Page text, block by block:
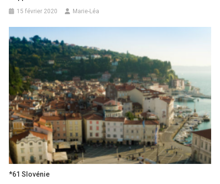
15 février 2020 Marie-Léa
*61 Slovénie